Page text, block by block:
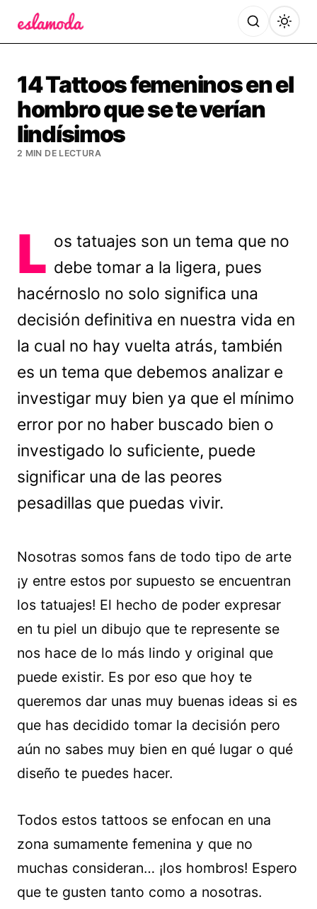
14 Tattoos femeninos en el
hombro que se te verían
lindísimos
2 MIN DE LECTURA
L os tatuajes son un tema que no
debe tomar a la ligera, pues
hacérnoslo no solo significa una
decisión definitiva en nuestra vida en
la cual no hay vuelta atrás, también
es un tema que debemos analizar e
investigar muy bien ya que el mínimo
error por no haber buscado bien o
investigado lo suficiente, puede
significar una de las peores
pesadillas que puedas vivir.
Nosotras somos fans de todo tipo de arte
¡y entre estos por supuesto se encuentran
los tatuajes! El hecho de poder expresar
en tu piel un dibujo que te represente se
nos hace de lo más lindo y original que
puede existir. Es por eso que hoy te
queremos dar unas muy buenas ideas si es
que has decidido tomar la decisión pero
aún no sabes muy bien en qué lugar o qué
diseño te puedes hacer.
Todos estos tattoos se enfocan en una
zona sumamente femenina y que no
muchas consideran… ¡los hombros! Espero
que te gusten tanto como a nosotras.